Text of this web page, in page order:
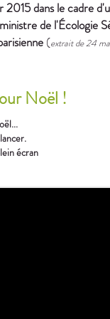
2015 dans le cadre
de l'Écologie
(extrait de 24
Noël !
écran